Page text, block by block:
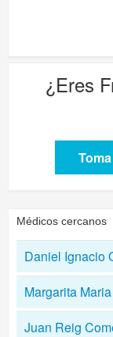
¿Eres
Médicos cercanos
Daniel Ignacio
Margarita
Juan Reig